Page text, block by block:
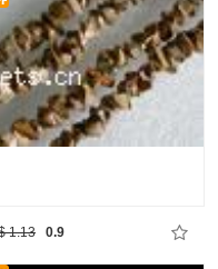
1.13 0.9